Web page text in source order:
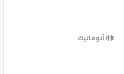
أتوماتيك